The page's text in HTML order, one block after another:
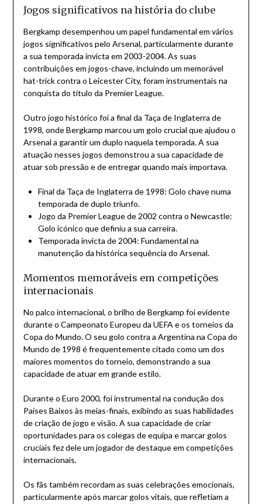
Jogos significativos na história do clube
Bergkamp desempenhou um papel fundamental em vários
jogos significativos pelo Arsenal, particularmente durante
a sua temporada invicta em 2003-2004. As suas
contribuições em jogos-chave, incluindo um memorável
hat-trick contra o Leicester City, foram instrumentais na
conquista do título da Premier League.
Outro jogo histórico foi a final da Taça de Inglaterra de
1998, onde Bergkamp marcou um golo crucial que ajudou o
Arsenal a garantir um duplo naquela temporada. A sua
atuação nesses jogos demonstrou a sua capacidade de
atuar sob pressão e de entregar quando mais importava.
Final da Taça de Inglaterra de 1998: Golo chave numa
temporada de duplo triunfo.
Jogo da Premier League de 2002 contra o Newcastle:
Golo icónico que definiu a sua carreira.
Temporada invicta de 2004: Fundamental na
manutenção da histórica sequência do Arsenal.
Momentos memoráveis em competições
internacionais
No palco internacional, o brilho de Bergkamp foi evidente
durante o Campeonato Europeu da UEFA e os torneios da
Copa do Mundo. O seu golo contra a Argentina na Copa do
Mundo de 1998 é frequentemente citado como um dos
maiores momentos do torneio, demonstrando a sua
capacidade de atuar em grande estilo.
Durante o Euro 2000, foi instrumental na condução dos
Países Baixos às meias-finais, exibindo as suas habilidades
de criação de jogo e visão. A sua capacidade de criar
oportunidades para os colegas de equipa e marcar golos
cruciais fez dele um jogador de destaque em competições
internacionais.
Os fãs também recordam as suas celebrações emocionais,
particularmente após marcar golos vitais, que refletiam a